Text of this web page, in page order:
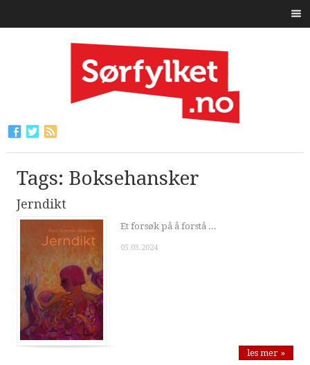
Tags: Boksehansker
Jerndikt
Et forsøk på å forstå ...
05.03.2024
les mer »